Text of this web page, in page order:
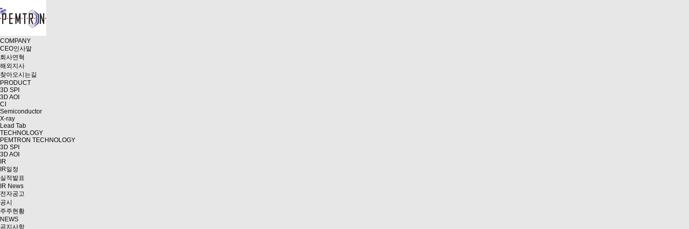
COMPANY
CEO인사말
회사연혁
해외지사
찾아오시는길
PRODUCT
3D SPI
3D AOI
CI
Semiconductor
X-ray
Lead Tab
TECHNOLOGY
PEMTRON TECHNOLOGY
3D SPI
3D AOI
IR
IR일정
실적발표
IR News
전자공고
공시
주주현황
NEWS
공지사항